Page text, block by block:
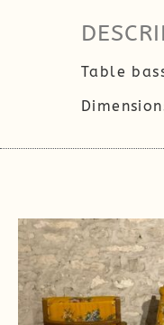
Table